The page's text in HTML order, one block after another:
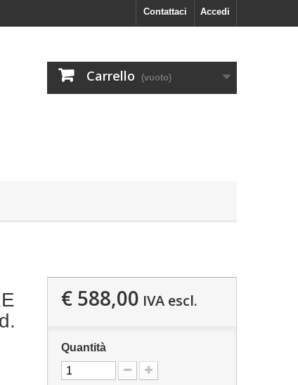
Accedi
Contattaci
Carrello (vuoto)
€ 588,00 IVA escl.
Quantità